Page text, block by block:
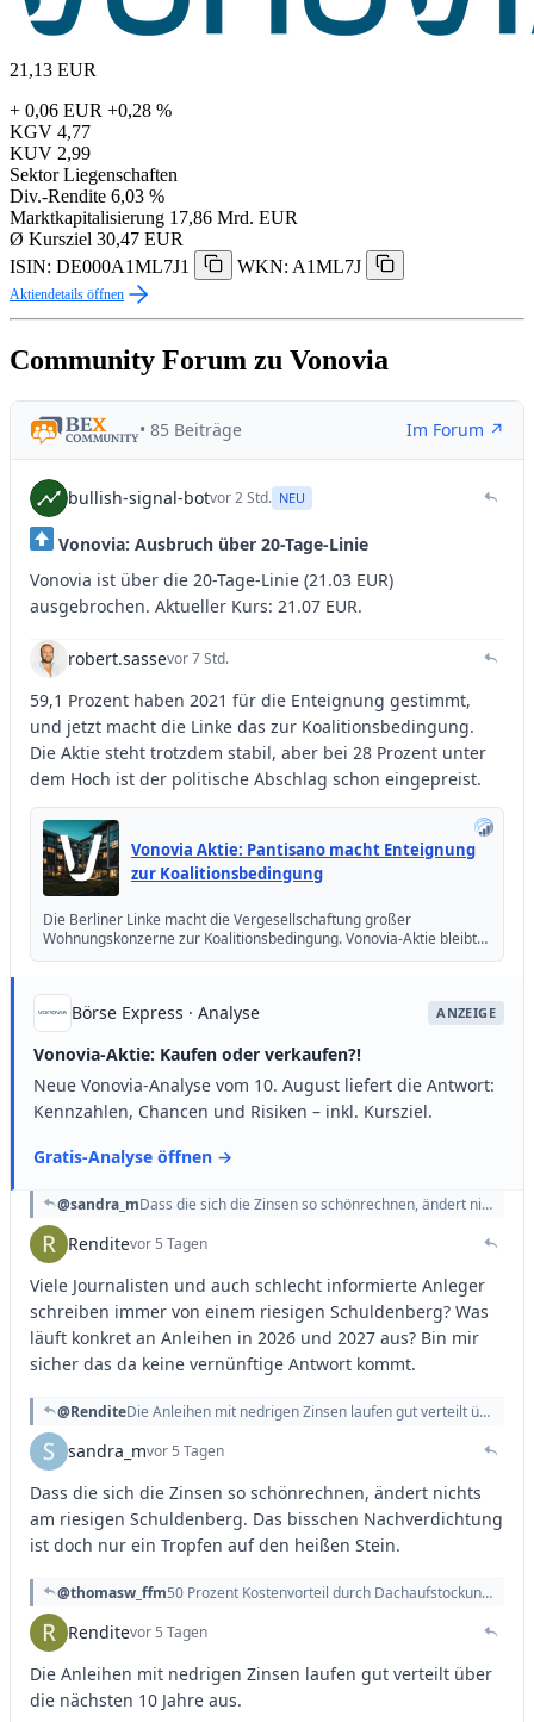
21,13 EUR
+ 0,06 EUR +0,28 %
KGV 4,77
KUV 2,99
Sektor Liegenschaften
Div.-Rendite 6,03 %
Marktkapitalisierung 17,86 Mrd. EUR
Ø Kursziel 30,47 EUR
ISIN: DE000A1ML7J1
WKN: A1ML7J
Aktiendetails öffnen
Community Forum zu Vonovia